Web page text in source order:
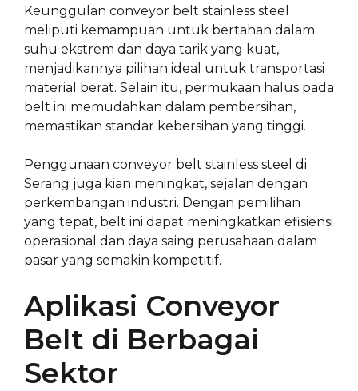
Keunggulan conveyor belt stainless steel
meliputi kemampuan untuk bertahan dalam
suhu ekstrem dan daya tarik yang kuat,
menjadikannya pilihan ideal untuk transportasi
material berat. Selain itu, permukaan halus pada
belt ini memudahkan dalam pembersihan,
memastikan standar kebersihan yang tinggi.
Penggunaan conveyor belt stainless steel di
Serang juga kian meningkat, sejalan dengan
perkembangan industri. Dengan pemilihan
yang tepat, belt ini dapat meningkatkan efisiensi
operasional dan daya saing perusahaan dalam
pasar yang semakin kompetitif.
Aplikasi Conveyor
Belt di Berbagai
Sektor